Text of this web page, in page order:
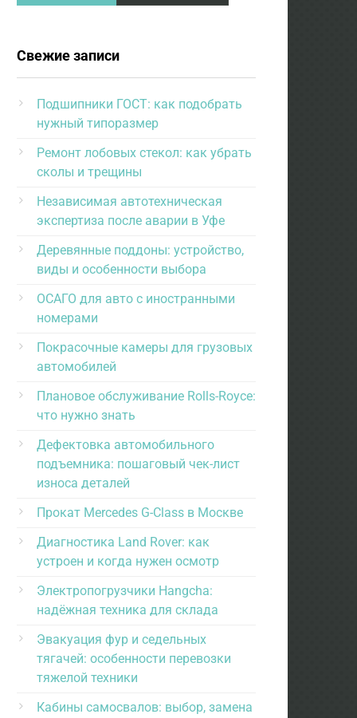
Свежие записи
Подшипники ГОСТ: как подобрать
нужный типоразмер
Ремонт лобовых стекол: как убрать
сколы и трещины
Независимая автотехническая
экспертиза после аварии в Уфе
Деревянные поддоны: устройство,
виды и особенности выбора
ОСАГО для авто с иностранными
номерами
Покрасочные камеры для грузовых
автомобилей
Плановое обслуживание Rolls-Royce:
что нужно знать
Дефектовка автомобильного
подъемника: пошаговый чек-лист
износа деталей
Прокат Mercedes G-Class в Москве
Диагностика Land Rover: как
устроен и когда нужен осмотр
Электропогрузчики Hangcha:
надёжная техника для склада
Эвакуация фур и седельных
тягачей: особенности перевозки
тяжелой техники
Кабины самосвалов: выбор, замена